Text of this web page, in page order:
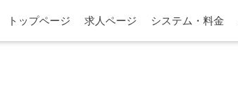
トップページ 求人ページ システム・料金